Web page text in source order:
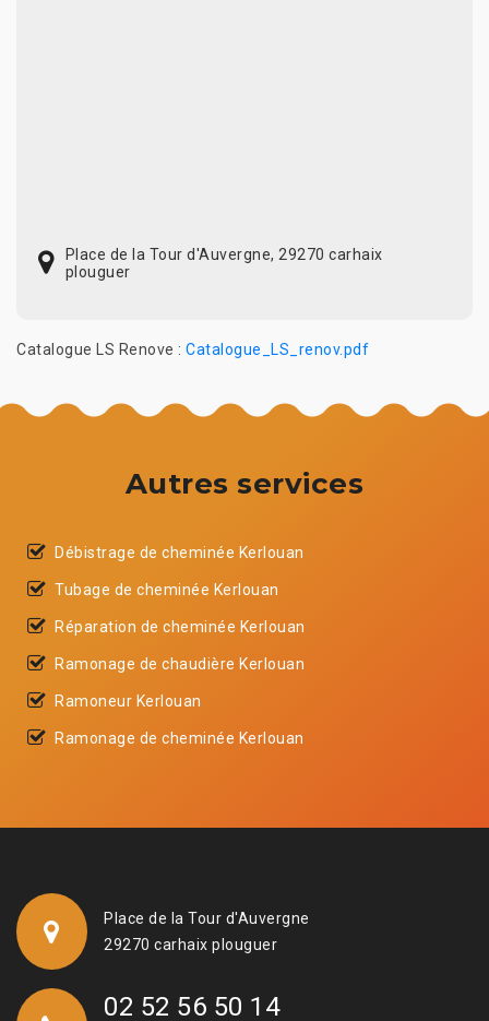
Place de la Tour d'Auvergne, 29270 carhaix
plouguer
Catalogue LS Renove : Catalogue_LS_renov.pdf
Autres services
Débistrage de cheminée Kerlouan
Tubage de cheminée Kerlouan
Réparation de cheminée Kerlouan
Ramonage de chaudière Kerlouan
Ramoneur Kerlouan
Ramonage de cheminée Kerlouan
Place de la Tour d'Auvergne
29270 carhaix plouguer
02 52 56 50 14